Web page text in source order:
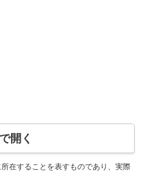
開く
在することを表すものであり、実際